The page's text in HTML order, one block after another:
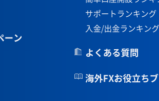
ーン
サポートランキング
入金/出金ランキング
よくある質問
海外FXお役立ち